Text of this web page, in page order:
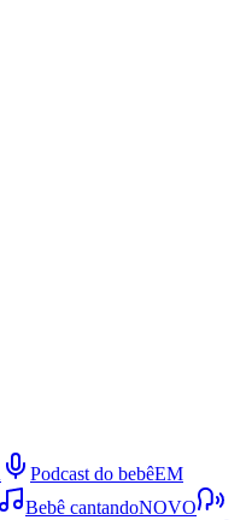
Podcast do bebêEM
Bebê cantandoNOVO